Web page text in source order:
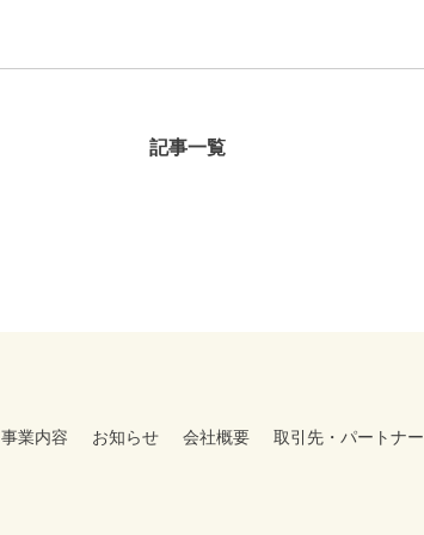
記事一覧
事業内容 お知らせ 会社概要 取引先・パートナー